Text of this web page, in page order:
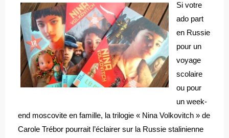
Si votre
ado part
en Russie
pour un
voyage
scolaire
ou pour
un week-
end moscovite en famille, la trilogie « Nina Volkovitch » de
Carole Trébor pourrait l’éclairer sur la Russie stalinienne